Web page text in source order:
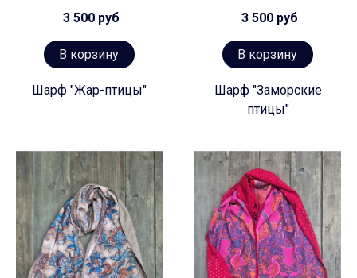
3 500 руб
В корзину
Шарф "Жар-птицы"
3 500 руб
В корзину
Шарф "Заморские
птицы"